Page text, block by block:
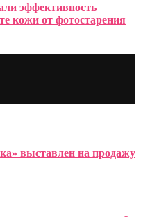
эффективность
кожи от фотостарения
выставлен на продажу